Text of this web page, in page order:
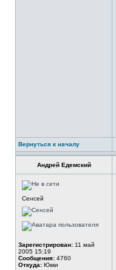
Вернуться к началу
Андрей Едемский
Сенсей
Зарегистрирован: 11 май
2005 15:19
Сообщения: 4760
Откуда: Юкки